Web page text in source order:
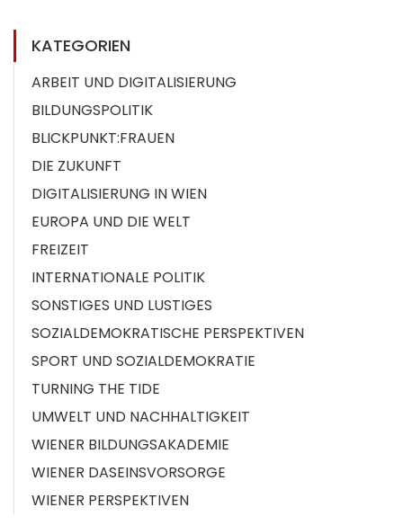
KATEGORIEN
ARBEIT UND DIGITALISIERUNG
BILDUNGSPOLITIK
BLICKPUNKT:FRAUEN
DIE ZUKUNFT
DIGITALISIERUNG IN WIEN
EUROPA UND DIE WELT
FREIZEIT
INTERNATIONALE POLITIK
SONSTIGES UND LUSTIGES
SOZIALDEMOKRATISCHE PERSPEKTIVEN
SPORT UND SOZIALDEMOKRATIE
TURNING THE TIDE
UMWELT UND NACHHALTIGKEIT
WIENER BILDUNGSAKADEMIE
WIENER DASEINSVORSORGE
WIENER PERSPEKTIVEN